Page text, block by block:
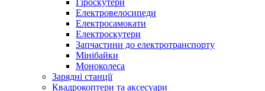
Гіроскутери
Електровелосипеди
Електросамокати
Електроскутери
Запчастини до електротранспорту
Мінібайки
Моноколеса
Зарядні станції
Квадрокоптери та аксесуари